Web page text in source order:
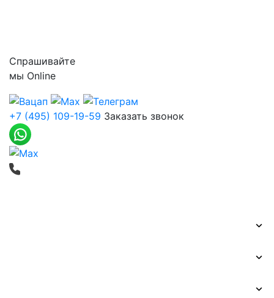
Спрашивайте
мы Online
+7 (495) 109-19-59 Заказать звонок